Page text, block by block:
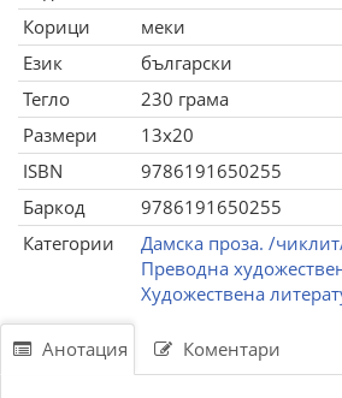
Корици
меки
Език
български
Тегло
230 грама
Размери
13x20
ISBN
9786191650255
Баркод
9786191650255
Категории
Дамска проза. /
Преводна
Художествена
Анотация Коментари